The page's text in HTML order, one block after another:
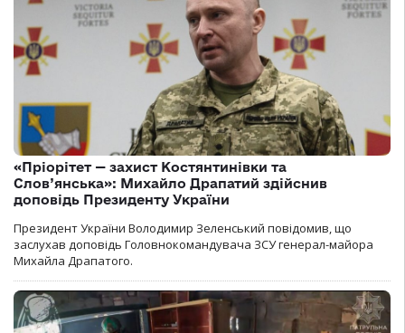
«Пріорітет — захист Костянтинівки та
Слов’янська»: Михайло Драпатий здійснив
доповідь Президенту України
Президент України Володимир Зеленський повідомив, що
заслухав доповідь Головнокомандувача ЗСУ генерал-майора
Михайла Драпатого.